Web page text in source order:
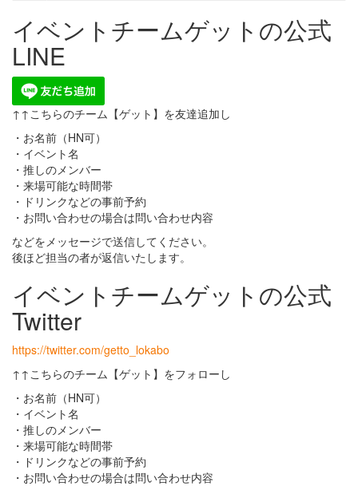
イベントチームゲットの公式
LINE
↑↑こちらのチーム【ゲット】を友達追加し
・お名前（HN可）
・イベント名
・推しのメンバー
・来場可能な時間帯
・ドリンクなどの事前予約
・お問い合わせの場合は問い合わせ内容
などをメッセージで送信してください。
後ほど担当の者が返信いたします。
イベントチームゲットの公式
Twitter
https://twitter.com/getto_lokabo
↑↑こちらのチーム【ゲット】をフォローし
・お名前（HN可）
・イベント名
・推しのメンバー
・来場可能な時間帯
・ドリンクなどの事前予約
・お問い合わせの場合は問い合わせ内容